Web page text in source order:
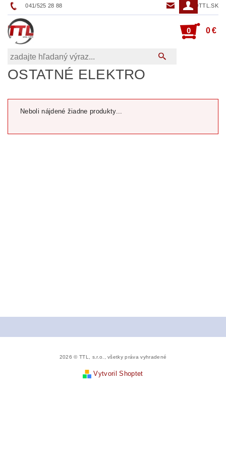
041/525 28 88 TTL@TTL.SK
0 0 €
OSTATNÉ ELEKTRO
Neboli nájdené žiadne produkty...
2026 © TTL, s.r.o., všetky práva vyhradené
Vytvoril Shoptet